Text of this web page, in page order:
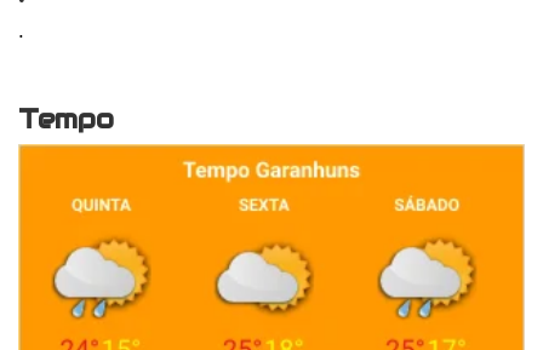
.
Tempo